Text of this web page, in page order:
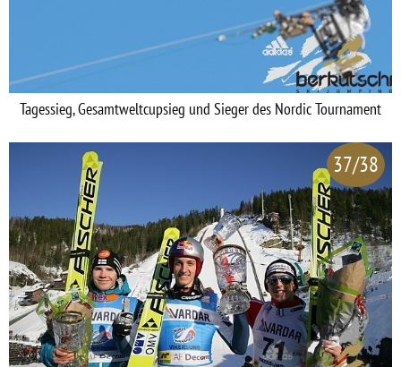
Tagessieg, Gesamtweltcupsieg und Sieger des Nordic Tournament
37/38